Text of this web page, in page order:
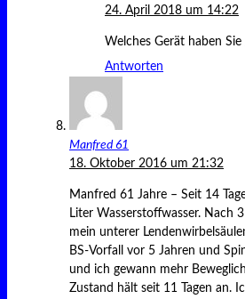
24. April 2018 um 14:22
Welches Gerät haben Sie
Antworten
Manfred 61
18. Oktober 2016 um 21:32
Manfred 61 Jahre – Seit 14
Liter Wasserstoffwasser. Nach
mein unterer
BS-Vorfall vor 5 Jahren und
und ich gewann mehr
Zustand hält seit 11 Tagen an.